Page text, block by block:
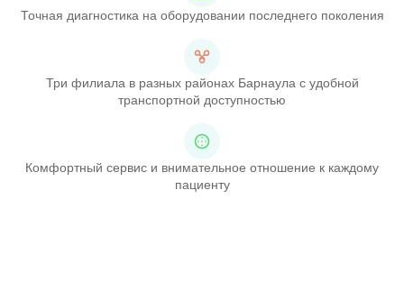
Точная диагностика на оборудовании последнего поколения
Три филиала в разных районах Барнаула с удобной
транспортной доступностью
Комфортный сервис и внимательное отношение к каждому
пациенту